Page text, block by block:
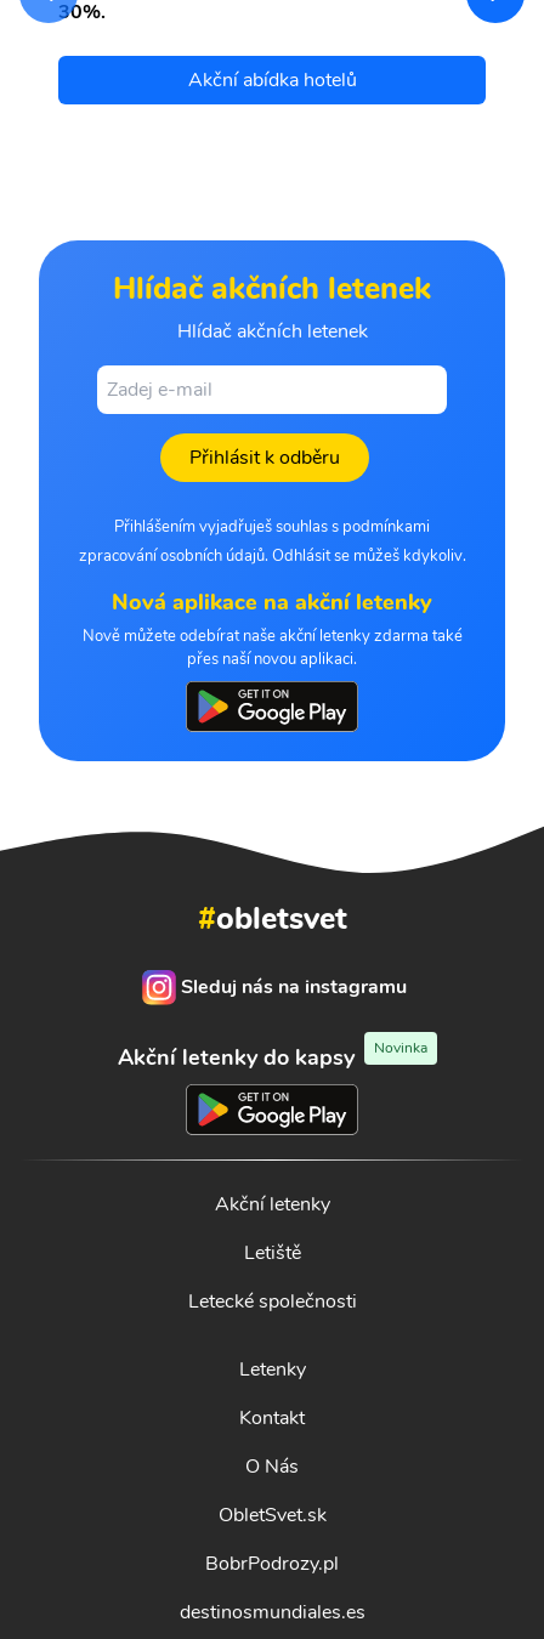
30%.
Akční abídka hotelů
Hlídač akčních letenek
Hlídač akčních letenek
Přihlásit k odběru
Přihlášením vyjadřuješ souhlas s podmínkami
zpracování osobních údajů. Odhlásit se můžeš kdykoliv.
Nová aplikace na akční letenky
Nově můžete odebírat naše akční letenky zdarma také
přes naší novou aplikaci.
#obletsvet
Sleduj nás na instagramu
Akční letenky do kapsy Novinka
Akční letenky
Letiště
Letecké společnosti
Letenky
Kontakt
O Nás
ObletSvet.sk
BobrPodrozy.pl
destinosmundiales.es